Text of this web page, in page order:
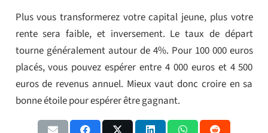
Plus vous transformerez votre capital jeune, plus votre
rente sera faible, et inversement. Le taux de départ
tourne généralement autour de 4%. Pour 100 000 euros
placés, vous pouvez espérer entre 4 000 euros et 4 500
euros de revenus annuel. Mieux vaut donc croire en sa
bonne étoile pour espérer être gagnant.